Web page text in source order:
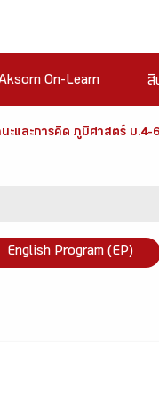
On-Learn สิ
ะและการคิด ภูมิศาสตร์ ม.4-6
English Program (EP)